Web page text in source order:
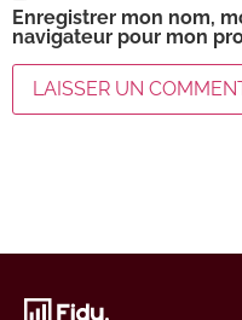
Enregistrer mon nom,
navigateur pour mon